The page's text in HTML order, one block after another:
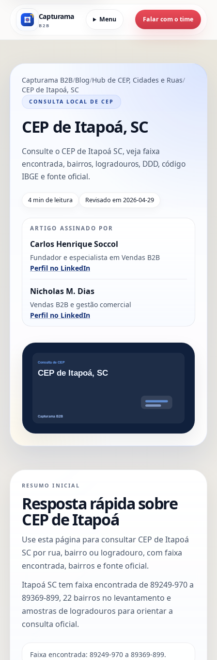
Capturama
B2B
Menu Falar com o time
Capturama B2B Blog Hub de CEP, Cidades e Ruas
CEP de Itapoá, SC
CONSULTA LOCAL DE CEP
CEP de Itapoá, SC
Consulte o CEP de Itapoá SC, veja faixa
encontrada, bairros, logradouros, DDD, código
IBGE e fonte oficial.
4 min de leitura Revisado em 2026-04-29
ARTIGO ASSINADO POR
Carlos Henrique Soccol
Fundador e especialista em Vendas B2B
Perfil no LinkedIn
Nicholas M. Dias
Vendas B2B e gestão comercial
Perfil no LinkedIn
RESUMO INICIAL
Resposta rápida sobre
CEP de Itapoá
Use esta página para consultar CEP de Itapoá
SC por rua, bairro ou logradouro, com faixa
encontrada, bairros e fonte oficial.
Itapoá SC tem faixa encontrada de 89249-970 a
89369-899, 22 bairros no levantamento e
amostras de logradouros para orientar a
consulta oficial.
Faixa encontrada: 89249-970 a 89369-899.